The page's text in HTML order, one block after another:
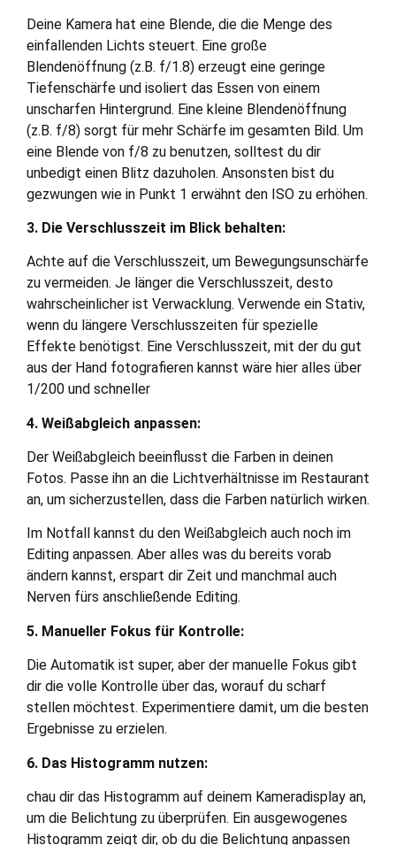
Deine Kamera hat eine Blende, die die Menge des
einfallenden Lichts steuert. Eine große
Blendenöffnung (z.B. f/1.8) erzeugt eine geringe
Tiefenschärfe und isoliert das Essen von einem
unscharfen Hintergrund. Eine kleine Blendenöffnung
(z.B. f/8) sorgt für mehr Schärfe im gesamten Bild. Um
eine Blende von f/8 zu benutzen, solltest du dir
unbedigt einen Blitz dazuholen. Ansonsten bist du
gezwungen wie in Punkt 1 erwähnt den ISO zu erhöhen.
3. Die Verschlusszeit im Blick behalten:
Achte auf die Verschlusszeit, um Bewegungsunschärfe
zu vermeiden. Je länger die Verschlusszeit, desto
wahrscheinlicher ist Verwacklung. Verwende ein Stativ,
wenn du längere Verschlusszeiten für spezielle
Effekte benötigst. Eine Verschlusszeit, mit der du gut
aus der Hand fotografieren kannst wäre hier alles über
1/200 und schneller
4. Weißabgleich anpassen:
Der Weißabgleich beeinflusst die Farben in deinen
Fotos. Passe ihn an die Lichtverhältnisse im Restaurant
an, um sicherzustellen, dass die Farben natürlich wirken.
Im Notfall kannst du den Weißabgleich auch noch im
Editing anpassen. Aber alles was du bereits vorab
ändern kannst, erspart dir Zeit und manchmal auch
Nerven fürs anschließende Editing.
5. Manueller Fokus für Kontrolle:
Die Automatik ist super, aber der manuelle Fokus gibt
dir die volle Kontrolle über das, worauf du scharf
stellen möchtest. Experimentiere damit, um die besten
Ergebnisse zu erzielen.
6. Das Histogramm nutzen:
chau dir das Histogramm auf deinem Kameradisplay an,
um die Belichtung zu überprüfen. Ein ausgewogenes
Histogramm zeigt dir, ob du die Belichtung anpassen